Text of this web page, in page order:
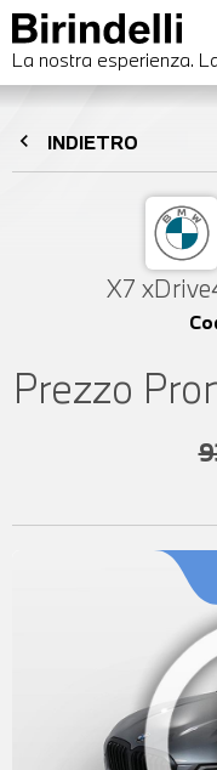
La nostra esperienza.
chevron_left INDIETRO
X7
Prezzo